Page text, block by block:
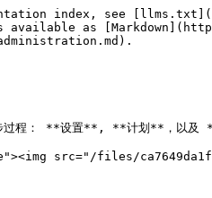
动量与实际坐席人员配置并不总是匹配，这要求呼叫中心主管对安排和活动进行临时调整。为有效处理这些变化，主管可以在安排内执行日内管理，从而动态添加、移除或替换已安排的活动，既可批量操作，也可针对单个坐席操作。

从已发布的安排中，主管可以执行以下日内管理操作：

<table data-header-hidden><thead><tr><th></th><th valign="top"></th></tr></thead><tbody><tr><td><ul><li>编辑已分配活动</li><li>编辑活动时长或开始/结束时间</li><li>查看净人员配置</li></ul></td><td valign="top"><ul><li>向个人添加活动</li><li>批量添加活动</li></ul></td></tr></tbody></table>

### 遵循仪表板 <a href="#wsfmi6xmsfy" id="wsfmi6xmsfy"></a>

劳动力管理包含一个实时的遵循仪表板，用于日内员工和团队管理，为呼叫中心主管提供关于安排执行情况的实时洞察。遵循仪表板中包含的数据包括：

| <ul><li>坐席遵循情况</li><li>整体遵循情况（团队级别）</li><li>坐席姓名</li><li>进出状态</li><li>已安排活动</li></ul> | <ul><li>就绪状态</li><li>子状态</li><li>状态持续时间</li><li>脱离遵循时间</li><li>坐席每日遵循百分比</li></ul> |
| ------------------------------------------------------------------------------------- | ---------------------------------------------------------------------------------- |

遵循仪表板会将实时坐席活动与已发布的安排进行跟踪对比。如果某位坐席的当前状态与其已安排活动不一致，则会被标记为未遵循，并且该坐席的每日遵循得分会动态更新。

{% hint style="success" %}
**示例**

如果某位坐席被安排在上午 8 点到 10 点之间执行电话队列活动，但在 9 点进行了未排定的休息，则会被标记为未遵循，并且其每日遵循百分比会动态更新，直到其状态恢复到所分配的活动。
{% endhint %}

<div data-with-frame="true"><img src="/files/b714b1101dde7505d173f8f50c81aa3ea1fa153f" alt="" height="392" width="624"></div>

## 报告

以下各节概述劳动力管理中可用的不同报告和数据。

### **历史遵循报告**

历史遵循报告提供特定时间范围内坐席遵循表现的摘要，每份报告最多涵盖 30 天。

如果报告包含多天内容，初始将显示用户在指定时间范围内的平均遵循情况。主管可以展开用户的平均报告并查看其每日遵循情况。

<div data-with-frame="true"><figure><img src="/files/fa7d8bb87460d9eff01d1824185ed037bee14cbd" alt=""><figcaption></figcaption></figure></div>

### **安排活动报告**

安排活动报告提供过去和未来日期的已安排坐席活动的详细摘要，显示每项活动每天分配了多少时间。主管可以按个人、特定活动和安排群组筛选报告，以帮助确保适当的人员配置并维持服务级别。该报告还可以导出为 CSV，便于协作和对工作安排进行深入检查，从而实现更好的资源管理和规划。

<div data-with-frame="true"><img src="/files/f40af5ec546e67066eca10a83aae239a35bbc400" alt=""></div>

<div data-with-frame="true"><img src="/files/5c4a0f9cf103f10583e18048deed562b9b41735d" alt=""></div>

### **预测与实际报告**

主管可以在